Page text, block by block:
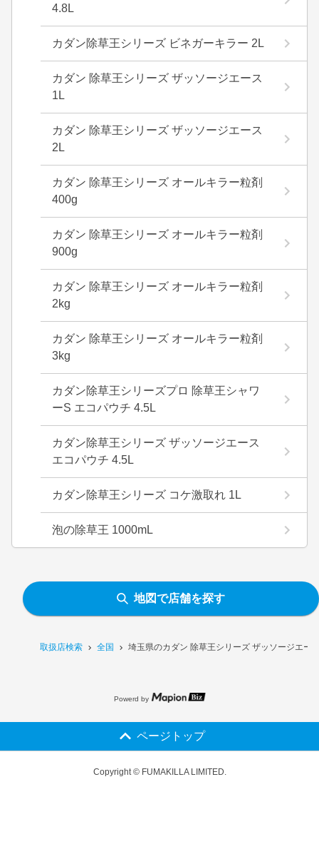
取扱店検索 全国 埼玉県のカダン 除草王シリーズ ザッソージエー
4.8L
カダン除草王シリーズ ビネガーキラー 2L
カダン 除草王シリーズ ザッソージエース
1L
カダン 除草王シリーズ ザッソージエース
2L
カダン 除草王シリーズ オールキラー粒剤
400g
カダン 除草王シリーズ オールキラー粒剤
900g
カダン 除草王シリーズ オールキラー粒剤
2kg
カダン 除草王シリーズ オールキラー粒剤
3kg
カダン除草王シリーズプロ 除草王シャワ
ーS エコパウチ 4.5L
カダン除草王シリーズ ザッソージエース
エコパウチ 4.5L
カダン除草王シリーズ コケ激取れ 1L
泡の除草王 1000mL
地図で店舗を探す
Powerd by
ページトップ
Copyright © FUMAKILLA LIMITED.